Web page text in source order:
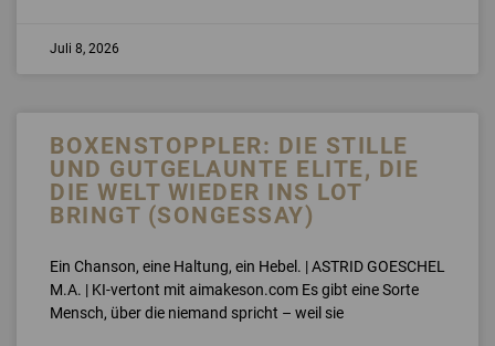
Juli 8, 2026
BOXENSTOPPLER: DIE STILLE
UND GUTGELAUNTE ELITE, DIE
DIE WELT WIEDER INS LOT
BRINGT (SONGESSAY)
Ein Chanson, eine Haltung, ein Hebel. | ASTRID GOESCHEL
M.A. | KI-vertont mit aimakeson.com Es gibt eine Sorte
Mensch, über die niemand spricht – weil sie